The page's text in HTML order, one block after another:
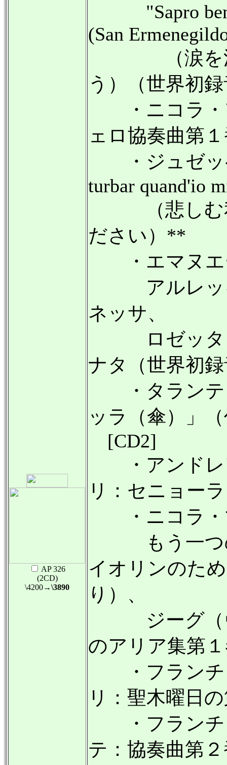
AP 326
(2CD)
\4200→\3890
"Sapro ben
(San
（涙を流
う）（世界初
・ニコラ・
ェロ協奏曲第
・ジュゼッ
turbar quand'io
（悲しむ私
ださい）**
・エマヌエ
アルレッキ
ネッサ、
ロゼッタと
ナタ（世界初
・タランテ
ッラ（傘）」
[CD2]
・アンドレ
リ：セニョー
・ニコラ・
もう一つの
イオリンのた
り）、
ジーグ（ヴ
のアリア集第
・フランチ
リ：聖木曜日
・フランチ
テ：協奏曲第